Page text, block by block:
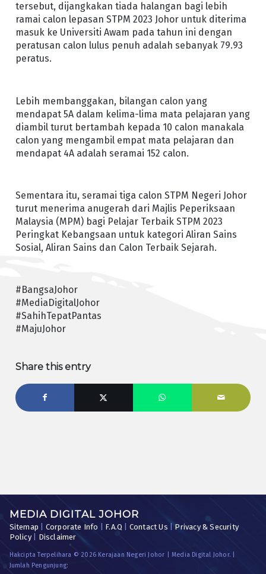
tersebut, dijangkakan tiada halangan bagi lebih
ramai calon lepasan STPM 2023 Johor untuk diterima
masuk ke Universiti Awam pada tahun ini dengan
peratusan calon lulus penuh adalah sebanyak 79.93
peratus.
Lebih membanggakan, bilangan calon yang
mendapat 5A dalam kelima-lima mata pelajaran yang
diambil turut bertambah kepada 10 calon manakala
calon yang mengambil empat mata pelajaran dan
mendapat 4A adalah seramai 152 calon.
Sementara itu, seramai tiga calon STPM Negeri Johor
turut menerima anugerah dari Majlis Peperiksaan
Malaysia (MPM) bagi Pelajar Terbaik STPM 2023
Peringkat Kebangsaan untuk kategori Aliran Sains
Sosial, Aliran Sains dan Calon Terbaik Sejarah.
#BangsaJohor
#MediaDigitalJohor
#SahihTepatPantas
#MajuJohor
Share this entry
MEDIA DIGITAL JOHOR
Sitemap Corporate Info F.A.Q Contact Us |Privacy & Security
Policy| Disclaimer
Hakcipta Terpelihara © 2026 Kerajaan Negeri Johor | Media Digital Johor. |
Jumlah Pengunjung: